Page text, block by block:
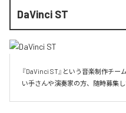
DaVinci ST
『DaVinci ST』という音楽制作チ
い手さんや演奏家の方、随時募集し